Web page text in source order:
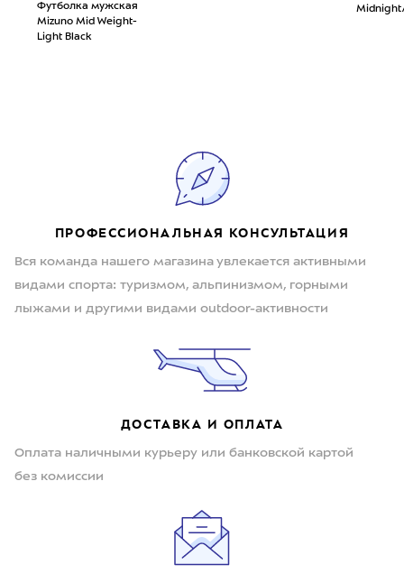
Футболка мужская
Mizuno Mid Weight-
Light Black
ПРОФЕССИОНАЛЬНАЯ КОНСУЛЬТАЦИЯ
Вся команда нашего магазина увлекается активными
видами спорта: туризмом, альпинизмом, горными
лыжами и другими видами outdoor-активности
ДОСТАВКА И ОПЛАТА
Оплата наличными курьеру или банковской картой
без комиссии